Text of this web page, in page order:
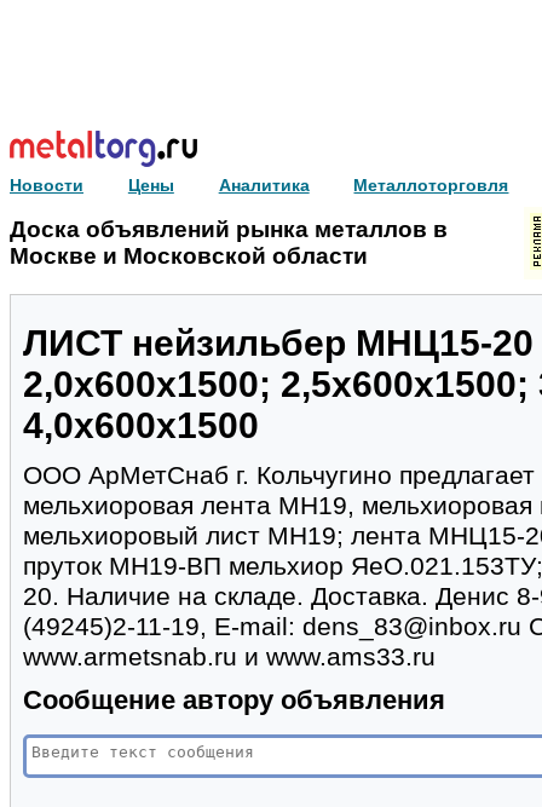
Новости Цены Аналитика Металлоторговля
Доска объявлений рынка металлов в
Москве и Московской области
ЛИСТ нейзильбер МНЦ15-20
2,0х600х1500;
4,0х600х1500
ООО АрМетСнаб г. Кольчугино
мельхиоровая лента МН19,
мельхиоровый лист МН19; лента МНЦ15-
пруток МН19-ВП мельхиор
20. Наличие на складе. Доставка. Денис
(49245)2-11-19, Е-mail: dens_83@inbox.ru
www.armetsnab.ru и www.ams33.ru
Сообщение автору объявления